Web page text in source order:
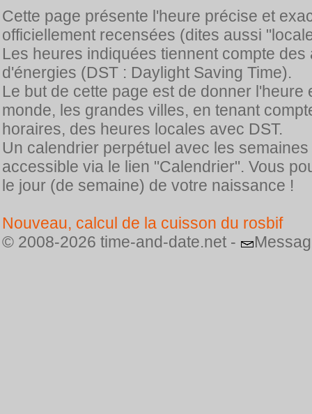
Cette page présente l'heure précise et
officiellement recensées (dites aussi
Les heures indiquées tiennent compte
d'énergies (DST : Daylight Saving Time).
Le but de cette page est de donner
monde, les grandes villes, en tenant
horaires, des heures locales avec DST.
Un calendrier perpétuel avec les
accessible via le lien "Calendrier". Vous
le jour (de semaine) de votre naissance !
Nouveau, calcul de la cuisson du rosbif
© 2008-2026 time-and-date.net -